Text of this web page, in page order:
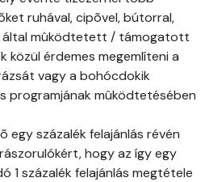
ruhával, cipõvel, bútorral,
által mûködtetett / támogatott
közül érdemes megemlíteni a
vagy a bohócdokik
mûködtetésében
százalék felajánlás révén
hogy az így egy
1 százalék felajánlás megtétele